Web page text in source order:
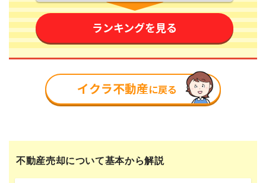
不動産売却について基本から解説